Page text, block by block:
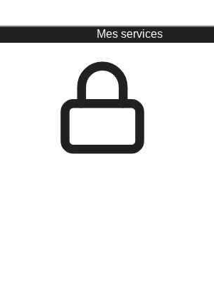
Mes services